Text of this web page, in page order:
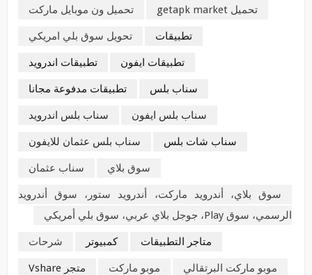
تحميل ون موبايل ماركت تحميل getapk market
تحويل سوق بلي امريكي تطبيقات
تطبيقات اندرويد تطبيقات ايفون
تطبيقات مدفوعة مجانا سناب بلس
سناب بلس اندرويد سناب بلس ايفون
سناب بلس عثمان للايفون سناب شات بلس
سناب عثمان سوق بلاي
سوق بلاي، أندرويد ماركت، أندرويد ستور، سوق أندرويد
الرسمي، سوق Play، جوجل بلاي عربي، سوق بلي أمريكي
شرحات كمبيوتر متاجر التطبيقات
متجر Vshare موبو ماركت موبو ماركت البرتقالي